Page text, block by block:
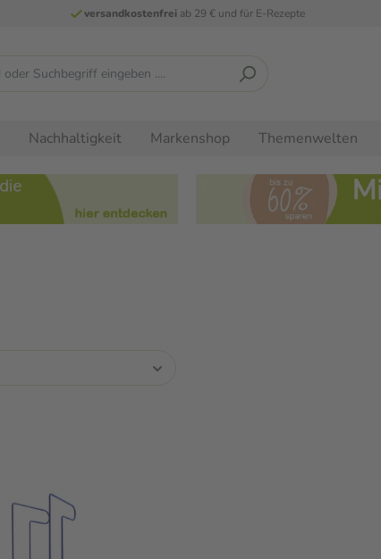
versandkostenfreiab 29 € und für E-Rezepte
Nachhaltigkeit Markenshop Themenwelten